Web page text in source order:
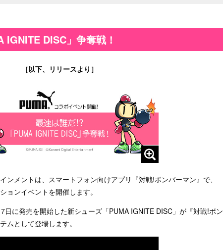
DISC」争奪戦！
［以下、リリースより］
ンメントは、スマートフォン向けアプリ『対戦!ボンバーマン』で、
ョンイベントを開催します。
日に発売を開始した新シューズ「PUMA IGNITE DISC」が『対戦!ボン
ムとして登場します。